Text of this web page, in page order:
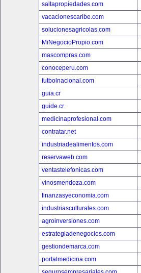
saltapropiedades.com
vacacionescaribe.com
solucionesagricolas.com
MiNegocioPropio.com
mascompras.com
conoceperu.com
futbolnacional.com
guia.cr
guide.cr
medicinaprofesional.com
contratar.net
industriadealimentos.com
reservaweb.com
ventastelefonicas.com
vinosmendoza.com
finanzasyeconomia.com
industriasculturales.com
agroinversiones.com
estrategiadenegocios.com
gestiondemarca.com
portalmedicina.com